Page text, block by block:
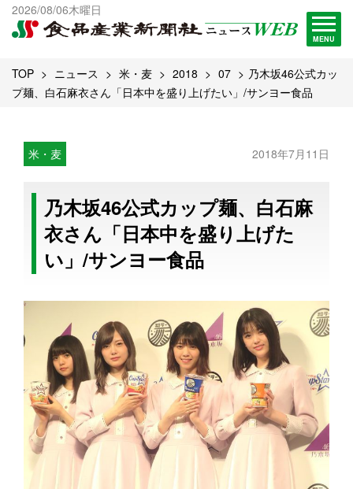
2026/08/06木曜日
MENU
出版物一覧へ
試読・購読申し込み
TOP ニュース 米・麦 2018 07
乃木坂46公式カッ
プ麺、白石麻衣さん「日本中を盛り上げたい」/サンヨー食品
米・麦 2018年7月11日
乃木坂46公式カップ麺、白石麻
衣さん「日本中を盛り上げた
い」/サンヨー食品